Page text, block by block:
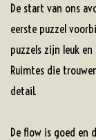
De start van ons
eerste puzzel
puzzels zijn leuk
Ruimtes die
detail.
De flow is goed en